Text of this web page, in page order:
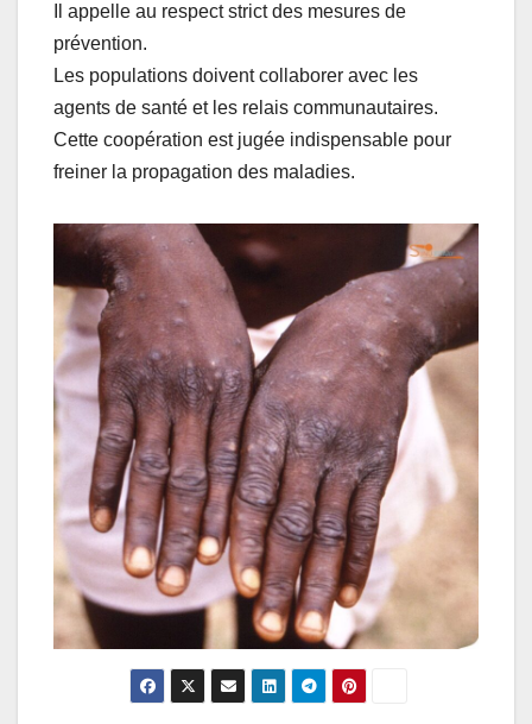
Il appelle au respect strict des mesures de
prévention.
Les populations doivent collaborer avec les
agents de santé et les relais communautaires.
Cette coopération est jugée indispensable pour
freiner la propagation des maladies.